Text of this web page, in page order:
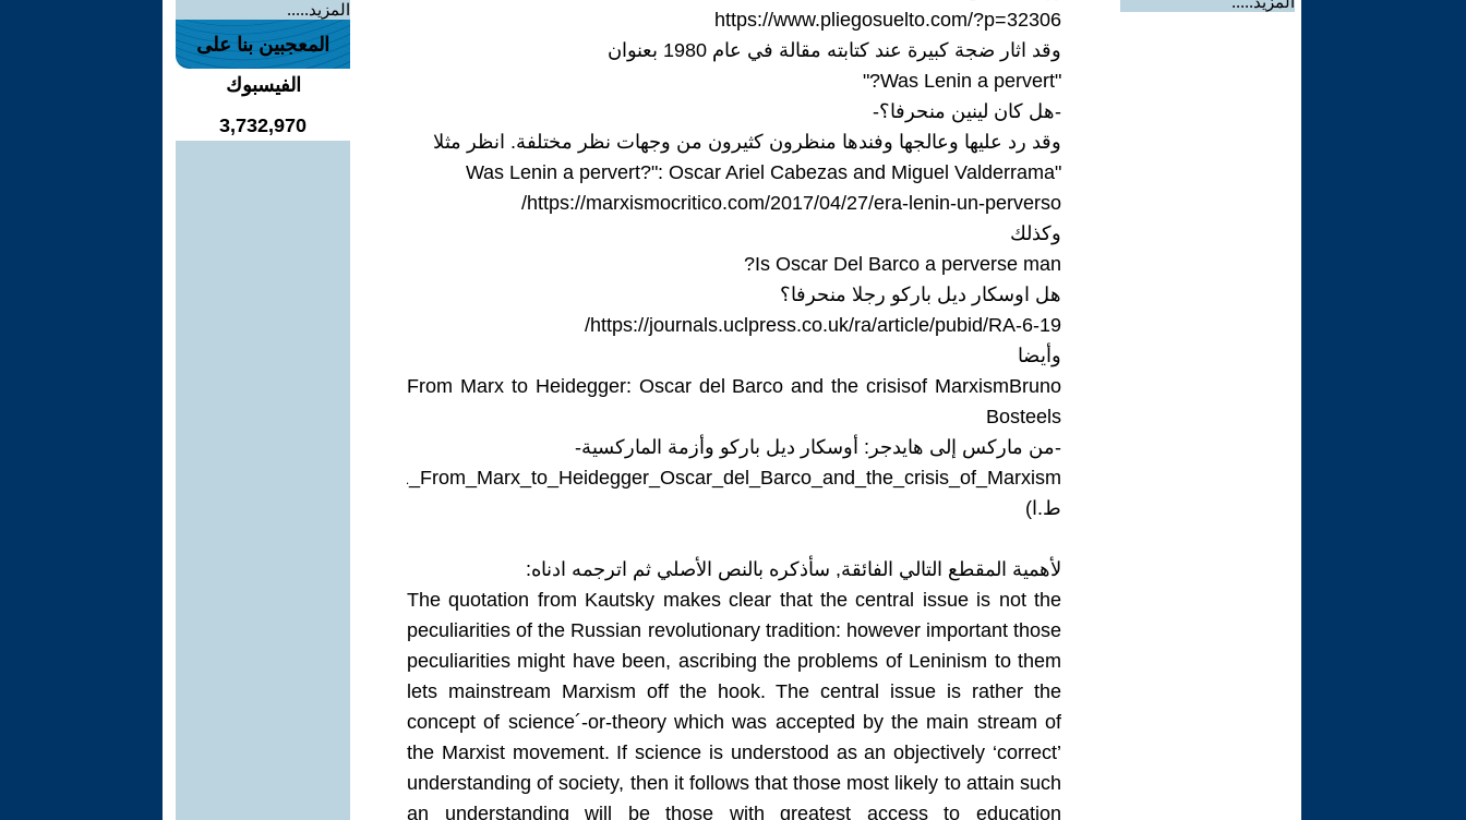
https://www.pliegosuelto.com/?p=32306
وقد اثار ضجة كبيرة عند كتابته مقالة في عام 1980 بعنوان
"Was Lenin a pervert?"
-هل كان لينين منحرفا؟-
وقد رد عليها وعالجها وفندها منظرون كثيرون من وجهات نظر مختلفة. انظر مثلا
"Was Lenin a pervert?": Oscar Ariel Cabezas and Miguel Valderrama
https://marxismocritico.com/2017/04/27/era-lenin-un-perverso
/
وكذلك
Is Oscar Del Barco a perverse man?
هل اوسكار ديل باركو رجلا منحرفا؟
https://journals.uclpress.co.uk/ra/article/pubid/RA-6-19
/
وأيضا
From Marx to Heidegger: Oscar del Barco and the crisisof MarxismBruno
Bosteels
-من ماركس إلى هايدجر: أوسكار ديل باركو وأزمة الماركسية-
www.researchgate.net/publication/356864221_From_Marx_to_Heidegger_Oscar_del_Barco_and_the_crisis_of_Marxism
ط.ا)
لأهمية المقطع التالي الفائقة, سأذكره بالنص الأصلي ثم اترجمه ادناه:
The quotation from Kautsky makes clear that the central issue is not the
peculiarities of the Russian revolutionary tradition: however important those
peculiarities might have been, ascribing the problems of Leninism to them
lets mainstream Marxism off the hook. The central issue is rather the
concept of science´-or-theory which was accepted by the main stream of
the Marxist movement. If science is understood as an objectively ‘correct’
understanding of society, then it follows that those most likely to attain such
an understanding will be those with greatest access to education
المزيد.....
المعجبين بنا على
الفيسبوك
3,732,970